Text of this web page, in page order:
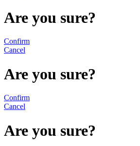
Are you sure?
Confirm
Cancel
Are you sure?
Confirm
Cancel
Are you sure?